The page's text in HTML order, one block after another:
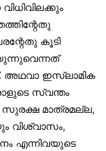
കൂടി
അഥവാ ഇസ്‌ലാമിക
സ്വന്തം
സുരക്ഷ മാത്രമല്ല,
വിശ്വാസം,
എന്നിവയുടെ